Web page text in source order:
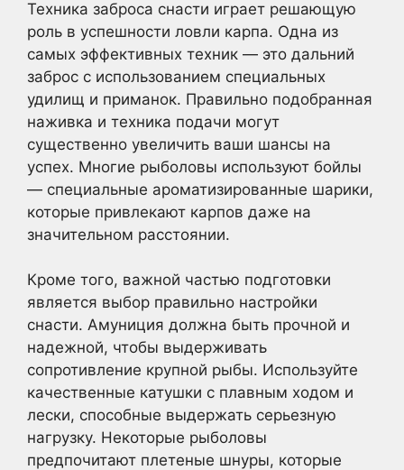
Техника заброса снасти играет решающую
роль в успешности ловли карпа. Одна из
самых эффективных техник — это дальний
заброс с использованием специальных
удилищ и приманок. Правильно подобранная
наживка и техника подачи могут
существенно увеличить ваши шансы на
успех. Многие рыболовы используют бойлы
— специальные ароматизированные шарики,
которые привлекают карпов даже на
значительном расстоянии.
Кроме того, важной частью подготовки
является выбор правильно настройки
снасти. Амуниция должна быть прочной и
надежной, чтобы выдерживать
сопротивление крупной рыбы. Используйте
качественные катушки с плавным ходом и
лески, способные выдержать серьезную
нагрузку. Некоторые рыболовы
предпочитают плетеные шнуры, которые